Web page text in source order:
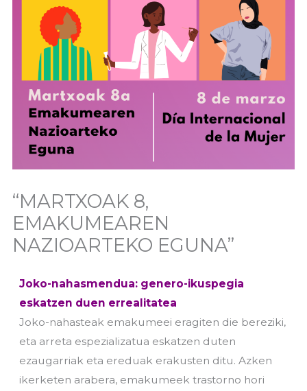
“MARTXOAK 8,
EMAKUMEAREN
NAZIOARTEKO EGUNA”
Joko-nahasmendua: genero-ikuspegia
eskatzen duen errealitatea
Joko-nahasteak emakumeei eragiten die bereziki,
eta arreta espezializatua eskatzen duten
ezaugarriak eta ereduak erakusten ditu. Azken
ikerketen arabera, emakumeek trastorno hori